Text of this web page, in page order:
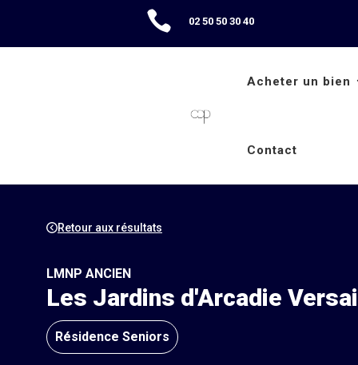
 02 50 50 30 40
Acheter un bien
Contact
Retour aux résultats
LMNP ANCIEN
Les Jardins d'Arcadie
Résidence Seniors